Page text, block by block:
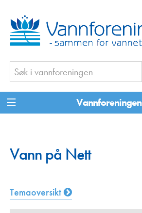
Vannforeningen
Vann på Nett
Temaoversikt